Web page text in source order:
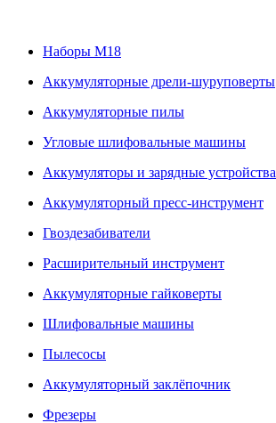
Наборы М18
Аккумуляторные дрели-шуруповерты
Аккумуляторные пилы
Угловые шлифовальные машины
Аккумуляторы и зарядные устройства
Аккумуляторный пресс-инструмент
Гвоздезабиватели
Расширительный инструмент
Аккумуляторные гайковерты
Шлифовальные машины
Пылесосы
Аккумуляторный заклёпочник
Фрезеры